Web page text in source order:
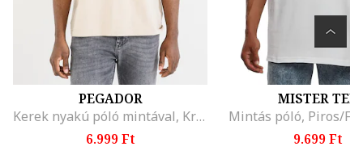
PEGADOR
Kerek nyakú póló mintával, Krémszín
6.999 Ft
MISTER TEE
Mintás póló, Piros/
9.699 Ft